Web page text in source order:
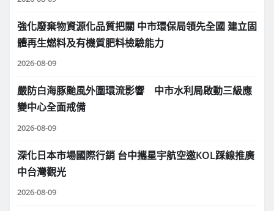
強化廢棄物資源化品質把關 中市環保局領先全國 建立固
體再生燃料及有機質肥料檢驗能力
2026-08-09
嚴防白海豚颱風外圍環流影響 中市水利局啟動三級應
變中心全面戒備
2026-08-09
深化日本市場國際行銷 台中攜星宇航空邀KOL踩線推廣
中台灣觀光
2026-08-09